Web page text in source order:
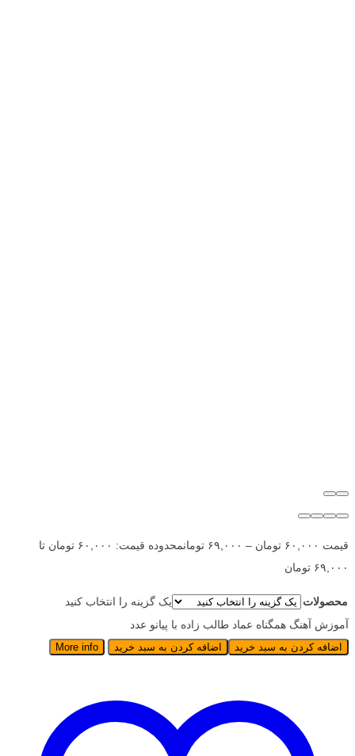
قیمت ۶۰,۰۰۰ تومان – ۶۹,۰۰۰ تومان
محدوده قیمت: ۶۰,۰۰۰ تومان تا
۶۹,۰۰۰ تومان
محصولات
یک گزینه را انتخاب کنید
آموزش آهنگ همگناه عماد طالب زاده با پیانو عدد
اضافه کردن به سبد خرید اضافه کردن به سبد خرید More info